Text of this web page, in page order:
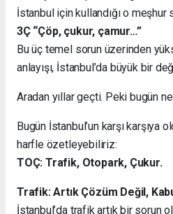
İstanbul için kullandığı o meşhur
3Ç “Çöp, çukur, çamur…”
Bu üç temel sorun üzerinden
anlayışı, İstanbul’da büyük bir
Aradan yıllar geçti. Peki bugün
Bugün İstanbul’un karşı karşıya
harfle özetleyebiliriz:
TOÇ: Trafik, Otopark, Çukur.
Trafik: Artık Çözüm Değil,
İstanbul’da trafik artık bir sorun